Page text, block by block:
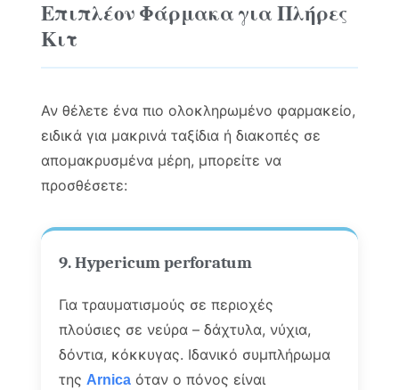
Επιπλέον Φάρμακα για Πλήρες
Κιτ
Αν θέλετε ένα πιο ολοκληρωμένο φαρμακείο,
ειδικά για μακρινά ταξίδια ή διακοπές σε
απομακρυσμένα μέρη, μπορείτε να
προσθέσετε:
9. Hypericum perforatum
Για τραυματισμούς σε περιοχές
πλούσιες σε νεύρα – δάχτυλα, νύχια,
δόντια, κόκκυγας. Ιδανικό συμπλήρωμα
τηςArnica όταν ο πόνος είναι